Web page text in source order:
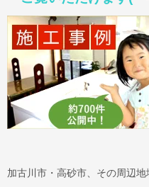
加古川市・高砂市、その周辺地